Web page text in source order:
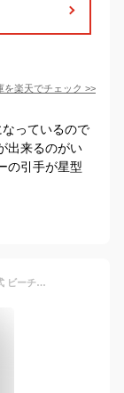
を楽天でチェック >>
っているので
出来るのがい
の引手が星型
プールバッグ マインクラフト ボンサック 2層式 ビーチバッグ E8633YB マイクラ 水泳バッグ 水着入れ 軽量 キッズ 2ルーム 2段 角型